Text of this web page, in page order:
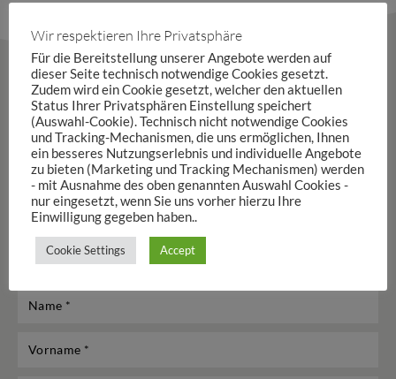
KONTAKT
Firma
Wir respektieren Ihre Privatsphäre
Für die Bereitstellung unserer Angebote werden auf
dieser Seite technisch notwendige Cookies gesetzt.
Zudem wird ein Cookie gesetzt, welcher den aktuellen
Status Ihrer Privatsphären Einstellung speichert
(Auswahl-Cookie). Technisch nicht notwendige Cookies
und Tracking-Mechanismen, die uns ermöglichen, Ihnen
ein besseres Nutzungserlebnis und individuelle Angebote
zu bieten (Marketing und Tracking Mechanismen) werden
- mit Ausnahme des oben genannten Auswahl Cookies -
nur eingesetzt, wenn Sie uns vorher hierzu Ihre
Einwilligung gegeben haben..
Cookie Settings Accept